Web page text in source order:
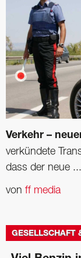
Verkehr –
verkündete
dass der neue ...
von ff media
GESELLSCHAFT